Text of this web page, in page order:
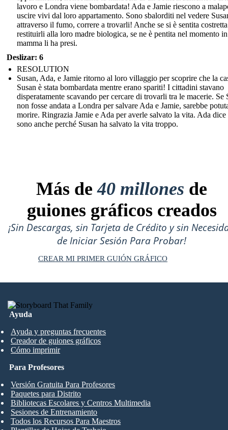
lavoro e Londra viene bombardata! Ada e Jamie riescono a
uscire vivi dal loro appartamento. Sono sbalorditi nel vedere
attraverso il fumo, correre a trovarli! Anche se si è sentita
restituirli alla loro madre biologica, se ne è pentita nel momento
mamma li ha presi.
Deslizar: 6
RESOLUTION
Susan, Ada, e Jamie ritorno al loro villaggio per scoprire che la
Susan è stata bombardata mentre erano spariti! I cittadini stavano
disperatamente scavando per cercare di trovarli tra le macerie. Se
non fosse andata a Londra per salvare Ada e Jamie, sarebbe
morire. Ringrazia Jamie e Ada per averle salvato la vita. Ada dice
sono anche perché Susan ha salvato la vita troppo.
Más de40 millones de
guiones gráficos creados
¡Sin Descargas, sin Tarjeta de Crédito y sin
de Iniciar Sesión Para Probar!
CREAR MI PRIMER GUIÓN GRÁFICO
Ayuda
Ayuda y preguntas frecuentes
Creador de guiones gráficos
Cómo imprimir
Para Profesores
Versión Gratuita Para Profesores
Paquetes para Distrito
Bibliotecas Escolares y Centros Multimedia
Sesiones de Entrenamiento
Todos los Recursos Para Maestros